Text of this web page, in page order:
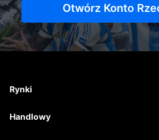
Otwórz Konto
Rynki
Waluta
Handlowy